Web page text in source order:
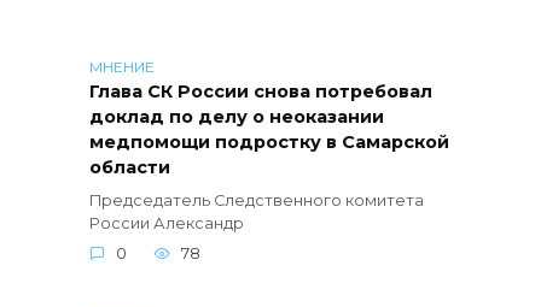
МНЕНИЕ
Глава СК России снова потребовал
доклад по делу о неоказании
медпомощи подростку в Самарской
области
Председатель Следственного комитета
России Александр
0
78